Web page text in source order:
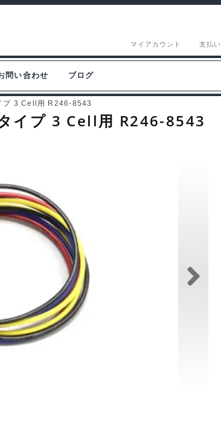
マイアカウント 支払い
問い合わせ ブログ
プ 3 Cell用 R246-8543
イプ 3 Cell用 R246-8543